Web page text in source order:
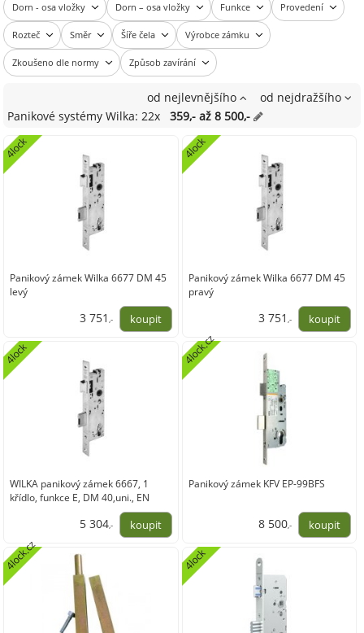
Dorn - osa vložky Dorn – osa vložky Funkce Provedení
Rozteč Směr Šíře čela Výrobce zámku
Zkoušeno dle normy Způsob zavírání
od nejlevnějšího
od nejdražšího
Panikové systémy Wilka: 22x
359,- až 8 500,-
Panikový zámek Wilka 6677 DM 45
levý
4lock
3 751 ,-
Panikový zámek Wilka 6677 DM 45
pravý
4lock
3 751 ,-
WILKA panikový zámek 6667, 1
křídlo, funkce E, DM 40,uni., EN
4lock
5 304,-
Panikový zámek KFV EP-99BFS
4lock.cz
8 500,-
4lock.cz 4lock